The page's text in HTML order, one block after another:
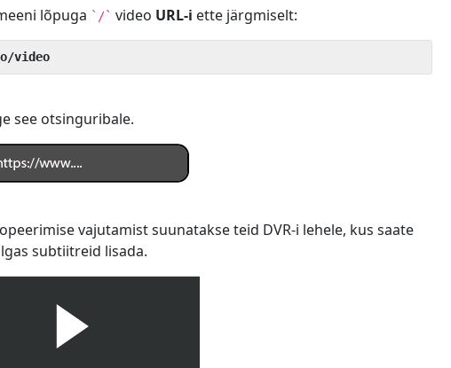
lõpuga `/` video URL-i ette järgmiselt:
video
see otsinguribale.
vajutamist suunatakse teid DVR-i lehele, kus saate
subtiitreid lisada.